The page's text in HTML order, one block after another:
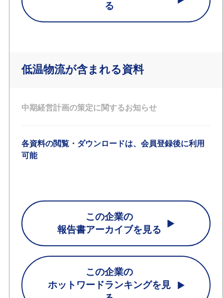
る
低温物流が含まれる資料
中期経営計画の策定に関するお知らせ
各資料の閲覧・ダウンロードは、会員登録後に利用
可能
この企業の
報告書アーカイブを見る
この企業の
ホットワードランキングを見